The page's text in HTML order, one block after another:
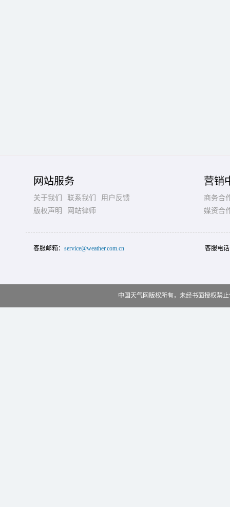
网站服务
关于我们 联系我们
用户反馈
版权声明
网站律师
营销
商务合
媒资合
客服邮箱： service@weather.com.cn 客服电
中国天气网版权所有，未经书面授权